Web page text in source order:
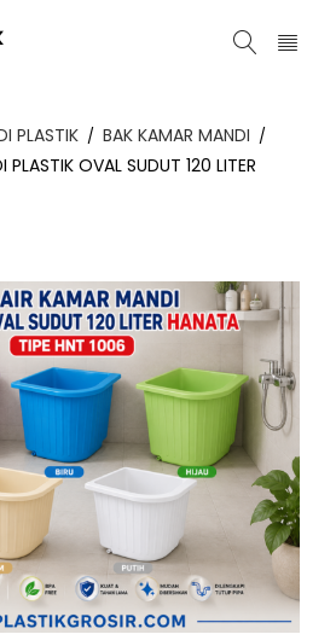
PLASTIK / BAK KAMAR MANDI /
PLASTIK OVAL SUDUT 120 LITER